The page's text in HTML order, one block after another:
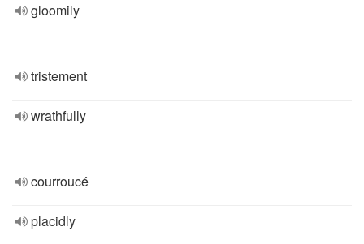
gloomily
tristement
wrathfully
courroucé
placidly